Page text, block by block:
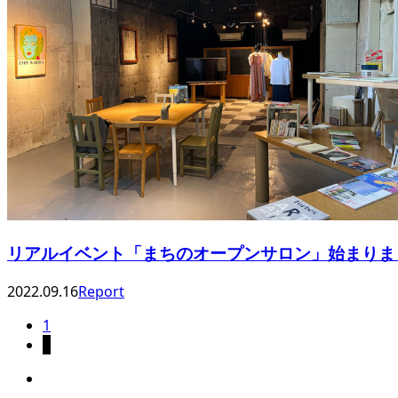
リアルイベント「まちのオープンサロン」始まり
2022.09.16Report
1